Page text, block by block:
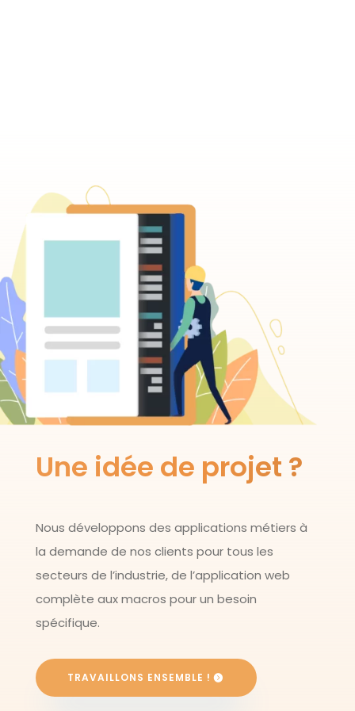
Une idée de projet ?
Nous développons des applications métiers à
la demande de nos clients pour tous les
secteurs de l’industrie, de l’application web
complète aux macros pour un besoin
spécifique.
TRAVAILLONS ENSEMBLE !